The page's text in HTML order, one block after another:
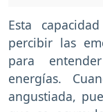
Esta
percibir las
para
energías.
angustiada,